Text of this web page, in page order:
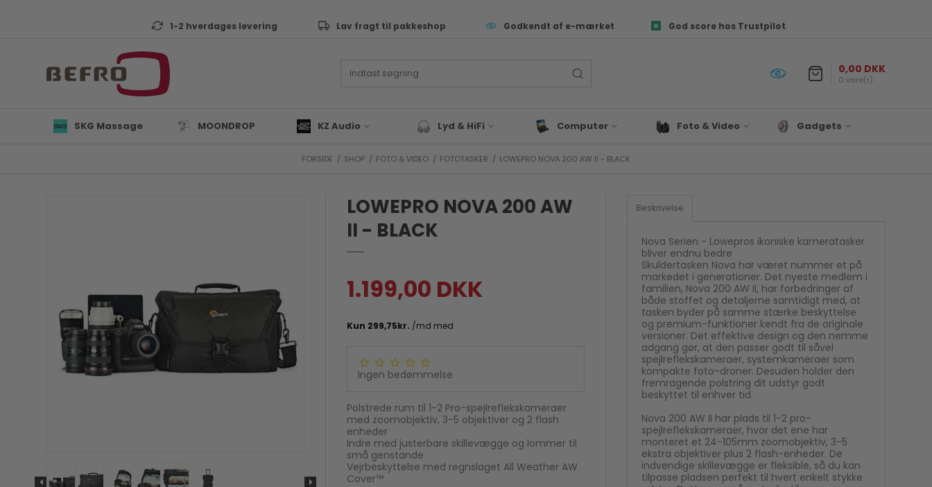
1-2 hverdages levering Lav fragt til pakkeshop Godkendt af e-mærket God score hos Trustpilot
0,00 DKK
0 vare(r)
SKG Massage MOONDROP KZ Audio
Live Performance
Keyboard & synth
ALLROUND & VALUE
KZ Audio tilbehør
Lyd & HiFi
Lyd & Hifi tilbehør
Hovedtelefoner
Computer
Tasker
Computer Tilbehør
Foto & Video
Fototasker
Hukommelseskort
Kamera tilbehør
Kamerastativ
Mikrofon
Kamera flash
Polaroid Kamera
Gadgets
Til Hjemmet
Drone
Denver
FORSIDE / SHOP / FOTO & VIDEO / FOTOTASKER / LOWEPRO NOVA 200 AW II - BLACK
LOWEPRO NOVA 200 AW
II - BLACK
1.199,00 DKK
Ingen bedømmelse
Polstrede rum til 1-2 Pro-spejlreflekskameraer
med zoomobjektiv, 3-5 objektiver og 2 flash
enheder
Indre med justerbare skillevægge og lommer til
små genstande
Vejrbeskyttelse med regnslaget All Weather AW
Cover™
Beskrivelse
Nova Serien - Lowepros ikoniske kameratasker
bliver endnu bedre
Skuldertasken Nova har været nummer et på
markedet i generationer. Det nyeste medlem i
familien, Nova 200 AW II, har forbedringer af
både stoffet og detaljerne samtidigt med, at
tasken byder på samme stærke beskyttelse
og premium-funktioner kendt fra de originale
versioner. Det effektive design og den nemme
adgang gør, at den passer godt til såvel
spejlreflekskameraer, systemkameraer som
kompakte foto-droner. Desuden holder den
fremragende polstring dit udstyr godt
beskyttet til enhver tid.
Nova 200 AW II har plads til 1-2 pro-
spejlreflekskameraer, hvor det ene har
monteret et 24-105mm zoomobjektiv, 3-5
ekstra objektiver plus 2 flash-enheder. De
indvendige skillevægge er fleksible, så du kan
tilpasse pladsen perfekt til hvert enkelt stykke